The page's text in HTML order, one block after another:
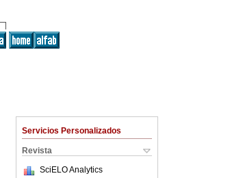
Servicios Personalizados
Revista
SciELO Analytics